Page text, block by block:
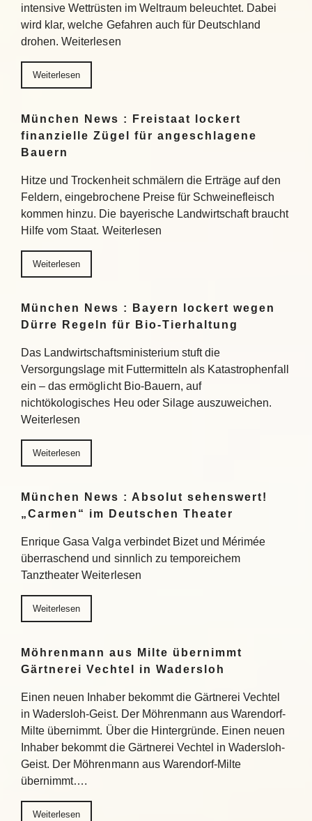
intensive Wettrüsten im Weltraum beleuchtet. Dabei
wird klar, welche Gefahren auch für Deutschland
drohen. Weiterlesen
Weiterlesen
München News : Freistaat lockert
finanzielle Zügel für angeschlagene
Bauern
Hitze und Trockenheit schmälern die Erträge auf den
Feldern, eingebrochene Preise für Schweinefleisch
kommen hinzu. Die bayerische Landwirtschaft braucht
Hilfe vom Staat. Weiterlesen
Weiterlesen
München News : Bayern lockert wegen
Dürre Regeln für Bio-Tierhaltung
Das Landwirtschaftsministerium stuft die
Versorgungslage mit Futtermitteln als Katastrophenfall
ein – das ermöglicht Bio-Bauern, auf
nichtökologisches Heu oder Silage auszuweichen.
Weiterlesen
Weiterlesen
München News : Absolut sehenswert!
„Carmen“ im Deutschen Theater
Enrique Gasa Valga verbindet Bizet und Mérimée
überraschend und sinnlich zu temporeichem
Tanztheater Weiterlesen
Weiterlesen
Möhrenmann aus Milte übernimmt
Gärtnerei Vechtel in Wadersloh
Einen neuen Inhaber bekommt die Gärtnerei Vechtel
in Wadersloh-Geist. Der Möhrenmann aus Warendorf-
Milte übernimmt. Über die Hintergründe. Einen neuen
Inhaber bekommt die Gärtnerei Vechtel in Wadersloh-
Geist. Der Möhrenmann aus Warendorf-Milte
übernimmt….
Weiterlesen